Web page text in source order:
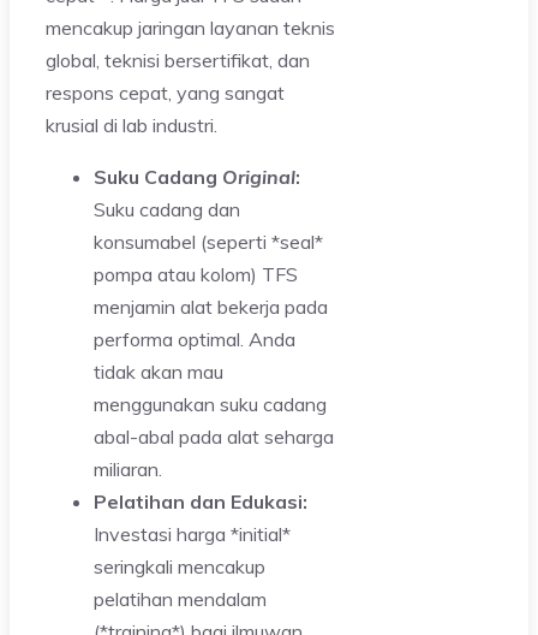
mencakup jaringan layanan teknis
global, teknisi bersertifikat, dan
respons cepat, yang sangat
krusial di lab industri.
Suku Cadang Original:
Suku cadang dan
konsumabel (seperti *seal*
pompa atau kolom) TFS
menjamin alat bekerja pada
performa optimal. Anda
tidak akan mau
menggunakan suku cadang
abal-abal pada alat seharga
miliaran.
Pelatihan dan Edukasi:
Investasi harga *initial*
seringkali mencakup
pelatihan mendalam